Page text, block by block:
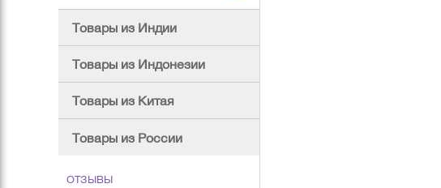
Товары из Индии
Товары из Индонезии
Товары из Китая
Товары из России
ОТЗЫВЫ